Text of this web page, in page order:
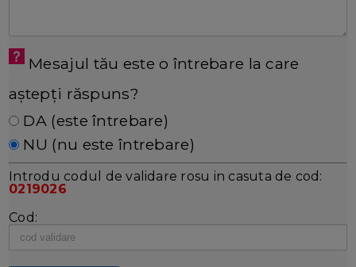
Mesajul tău este o întrebare la care
aștepți răspuns?
DA (este întrebare)
NU (nu este întrebare)
Introdu codul de validare rosu in casuta de cod:
0219026
Cod: